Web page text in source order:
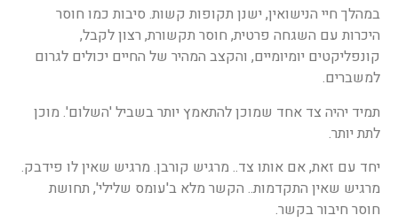
במהלך חיי הנישואין, ישנן תקופות קשות. סיבות כמו חוסר
היכרות עם השגחה פרטית, חוסר תקשורת, רצון לקבל,
קונפליקטים יומיומיים, והקצב המהיר של החיים יכולים לגרום
למשברים.
תמיד יהיה צד אחד שמוכן להתאמץ יותר בשביל 'השלום'. מוכן
לתת יותר.
יחד עם זאת, אם אותו צד.. מרגיש קורבן. מרגיש שאין לו פידבק.
מרגיש שאין התקדמות.. הקשר מלא ב'עומס שלילי', תחושת
חוסר חיבור בקשר.